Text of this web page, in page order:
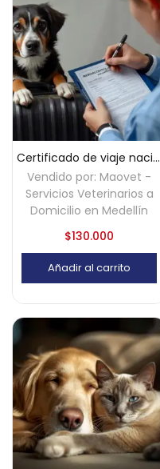
Certificado de viaje nacional para mascotas – Medellín
Vendido por: Maovet -
Servicios Veterinarios a
Domicilio en Medellín
$130.000
Añadir al carrito